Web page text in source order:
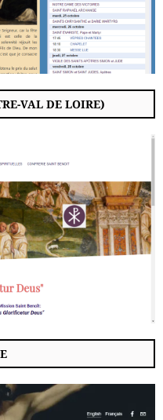
VAL DE LOIRE)